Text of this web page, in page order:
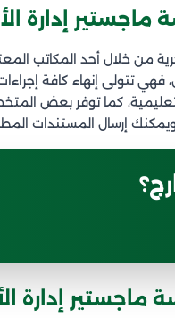
إدارة
من خلال أحد المكاتب
فهي تتولى إنهاء كافة
كما توفر بعض
ويمكنك إرسال المستندات
إدارة